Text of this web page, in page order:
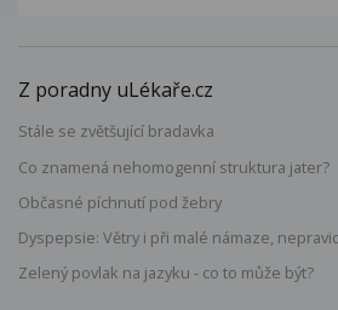
Z poradny uLékaře.cz
Stále se zvětšující bradavka
Co znamená nehomogenní struktura jater?
Občasné píchnutí pod žebry
Dyspepsie: Větry i při malé námaze,
Zelený povlak na jazyku - co to může být?